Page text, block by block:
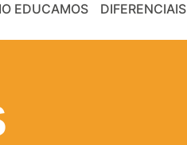
EDUCAMOS DIFERENCIAIS